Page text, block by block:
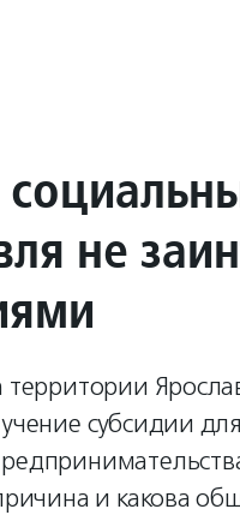
не
территории
субсидии
и какова